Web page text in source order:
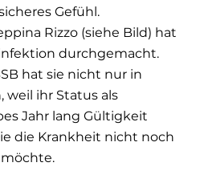
Gefühl.
Rizzo (siehe Bild) hat
durchgemacht.
hat sie nicht nur in
ihr Status als
Jahr lang Gültigkeit
die Krankheit nicht noch